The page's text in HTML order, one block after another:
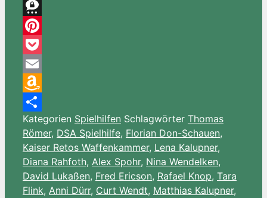
Telegram
Threema
Pinterest
Pocket
Email
Amazon
Wish
List
Teilen
Kategorien Spielhilfen Schlagwörter Thomas
Römer, DSA Spielhilfe, Florian Don-Schauen,
Kaiser Retos Waffenkammer, Lena Kalupner,
Diana Rahfoth, Alex Spohr, Nina Wendelken,
David Lukaßen, Fred Ericson, Rafael Knop, Tara
Flink, Anni Dürr, Curt Wendt, Matthias Kalupner,